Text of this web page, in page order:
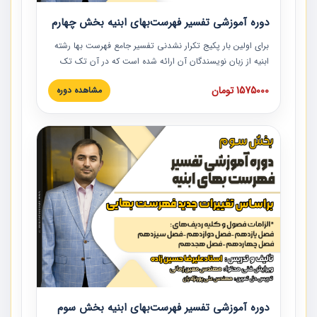
دوره آموزشی تفسیر فهرست‌بهای ابنیه بخش چهارم
برای اولین بار پکیج تکرار نشدنی تفسیر جامع فهرست بها رشته
ابنیه از زبان نویسندگان آن ارائه شده است که در آن تک تک
ردیف ها و مطالب فهرست بها تفسیر و ارائه شده است. این
دوره به صورت کامل تصویری بوده و به همراه تصاویر عملیات
دوره با کلام مهندس علیرضاحسین‌زاده مدیر پروژه مهندسی
مشاور در امر بازنگری فهرست بها رشته ابنیه ارائه شده و به تمام
همکارانی که در حوزه صنعت ساخت در حال فعالیت هستند حتما
توصیه می کنیم از مطالب این دوره استفاده نمایند.
1575000 تومان مشاهده دوره
دوره آموزشی تفسیر فهرست‌بهای ابنیه بخش سوم